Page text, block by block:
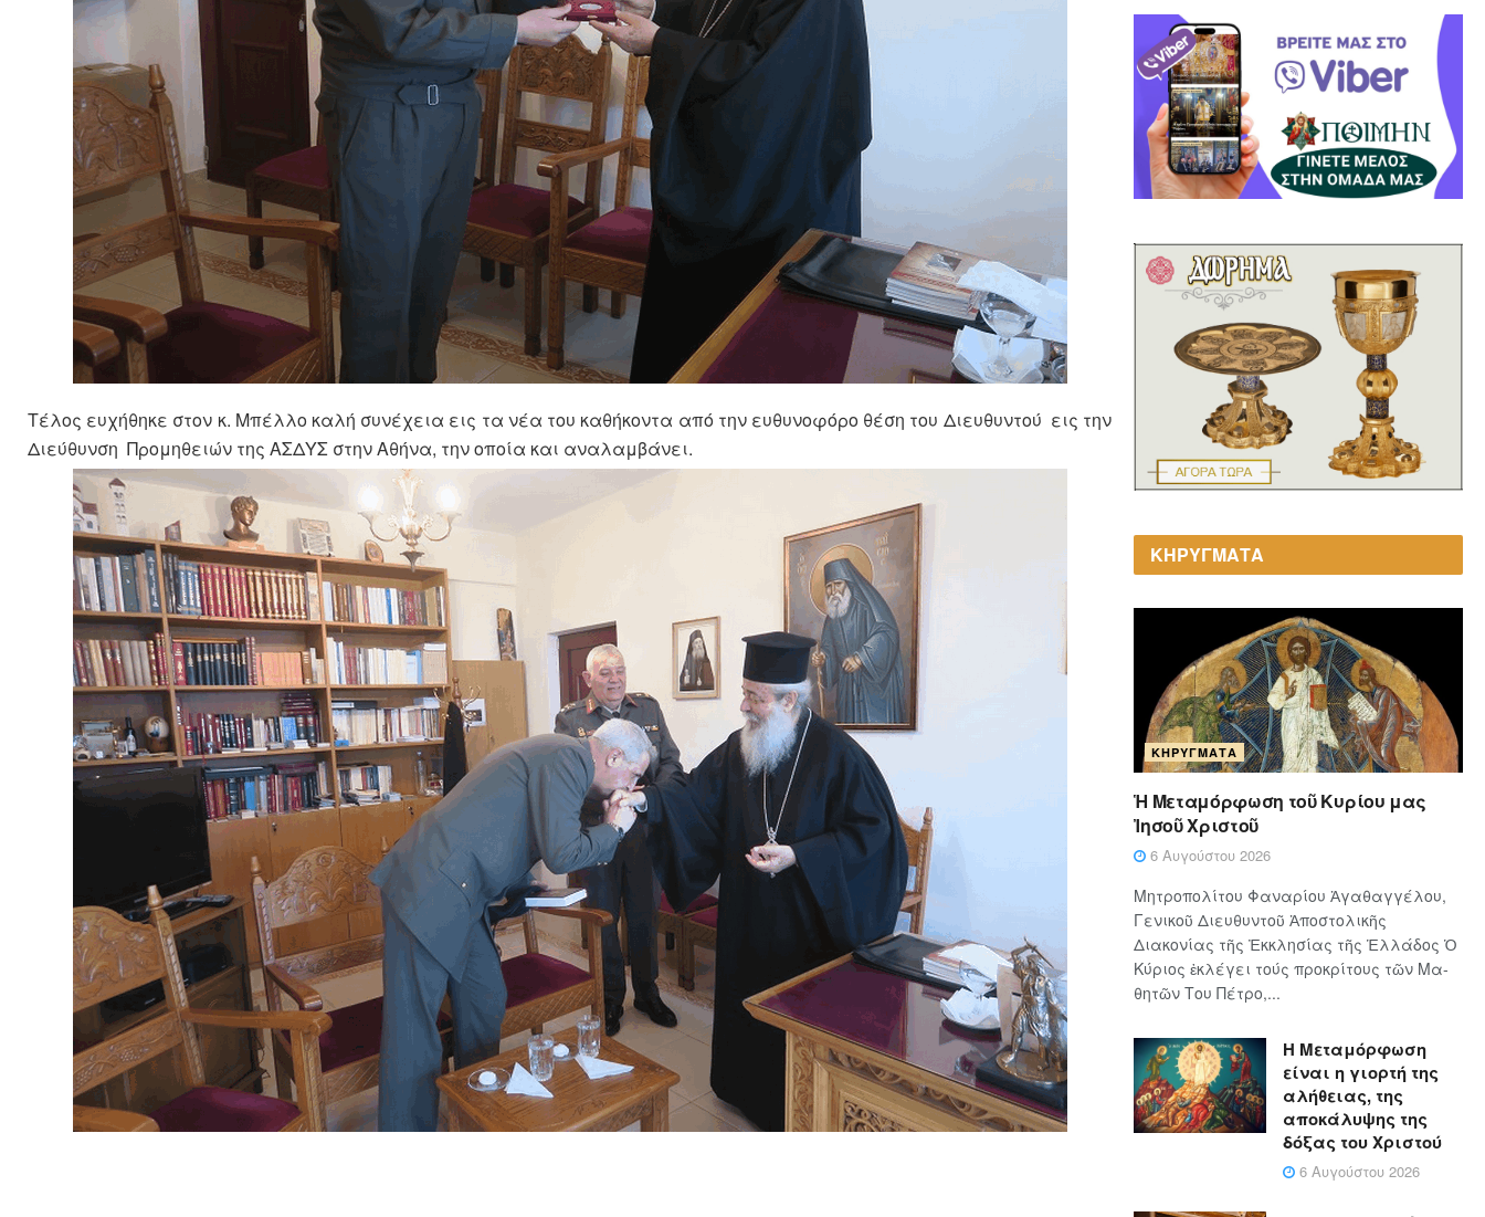
Τέλος ευχήθηκε στον κ. Μπέλλο καλή συνέχεια εις τα νέα του καθήκοντα από την ευθυνοφόρο θέση του Διευθυντού εις την
Διεύθυνση Προμηθειών της ΑΣΔΥΣ στην Αθήνα, την οποία και αναλαμβάνει.
ΚΗΡΥΓΜΑΤΑ
ΚΗΡΎΓΜΑΤΑ
Ἡ Μεταμόρφωση τοῦ Κυρίου μας
Ἰησοῦ Χριστοῦ
6 Αυγούστου 2026
Μητροπολίτου Φαναρίου Ἀγαθαγγέλου,
Γενικοῦ Διευθυντοῦ Ἀποστολικῆς
Διακονίας τῆς Ἐκκλησίας τῆς Ἑλλάδος Ὁ
Κύ­ρι­ος ἐκλέγει τούς προ­κρί­τους τῶν Μα­
θη­τῶν Του Πέ­τρο,...
Η Μεταμόρφωση
είναι η γιορτή της
αλήθειας, της
αποκάλυψης της
δόξας του Χριστού
6 Αυγούστου 2026